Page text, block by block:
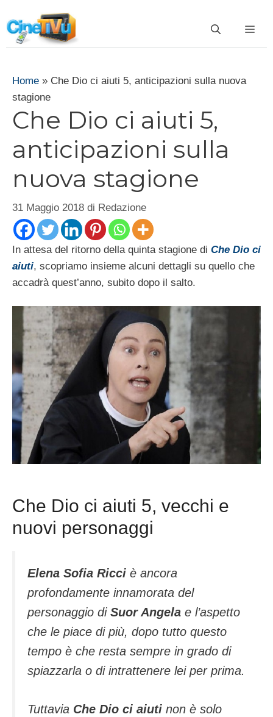
al
contenuto
Home » Che Dio ci aiuti 5, anticipazioni sulla nuova
stagione
Che Dio ci aiuti 5,
anticipazioni sulla
nuova stagione
31 Maggio 2018 di Redazione
In attesa del ritorno della quinta stagione di Che Dio ci
aiuti, scopriamo insieme alcuni dettagli su quello che
accadrà quest’anno, subito dopo il salto.
Che Dio ci aiuti 5, vecchi e
nuovi personaggi
Elena Sofia Ricci è ancora
profondamente innamorata del
personaggio di Suor Angela e l’aspetto
che le piace di più, dopo tutto questo
tempo è che resta sempre in grado di
spiazzarla o di intrattenere lei per prima.
Tuttavia Che Dio ci aiuti non è solo